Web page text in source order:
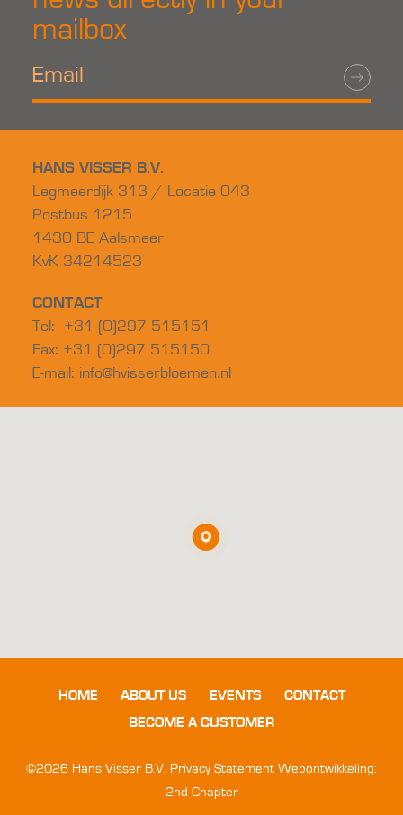
mailbox
HANS VISSER B.V.
Legmeerdijk 313 / Locatie 043
Postbus 1215
1430 BE Aalsmeer
KvK 34214523
CONTACT
Tel: +31 (0)297 515151
Fax: +31 (0)297 515150
E-mail: info@hvisserbloemen.nl
HOME ABOUT US EVENTS
CONTACT
BECOME A CUSTOMER
©2026 Hans Visser B.V. Privacy Statement Webontwikkeling:
2nd Chapter